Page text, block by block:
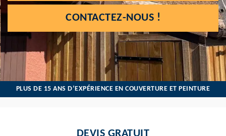
CONTACTEZ-NOUS !
PLUS DE 15 ANS D’EXPÉRIENCE EN COUVERTURE ET PEINTURE